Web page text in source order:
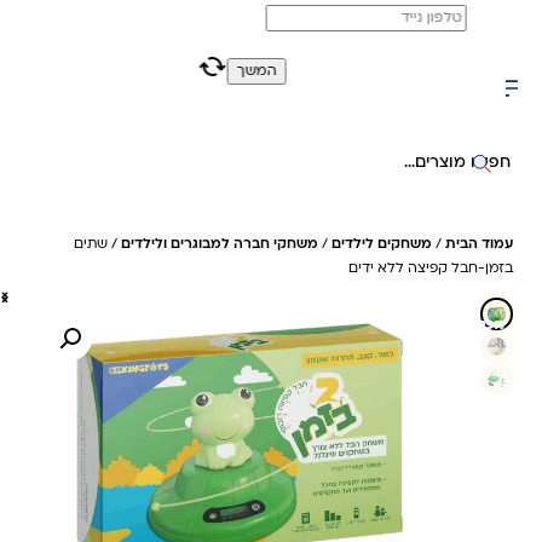
משלוח מהיר חינם בקניה מעל 299 ₪ (למעט ריהוט)
חיפוש באתר
עמוד הבית/משחקים לילדים/משחקי חברה למבוגרים ולילדים/ שתים
בזמן-חבל קפיצה ללא ידים
25%- חיסכון
המשך